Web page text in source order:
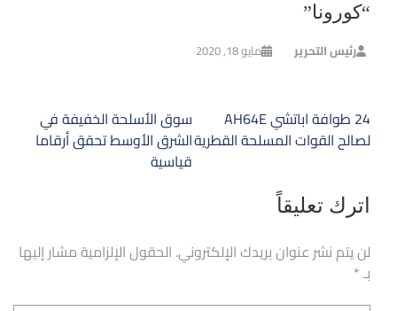
“كورونا”
رئيس التحرير مايو 18, 2020
تصفّح
المقالات
سوق الأسلحة الخفيفة في
الشرق الأوسط تحقق أرقاما
قياسية
24 طوافة اباتشي AH64E
لصالح القوات المسلحة القطرية
اترك تعليقاً
لن يتم نشر عنوان بريدك الإلكتروني. الحقول الإلزامية مشار إليها
بـ*